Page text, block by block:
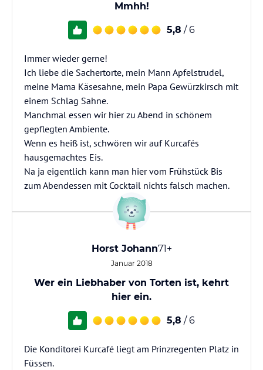
Mmhh!
5,8 / 6
Immer wieder gerne!
Ich liebe die Sachertorte, mein Mann Apfelstrudel,
meine Mama Käsesahne, mein Papa Gewürzkirsch mit
einem Schlag Sahne.
Manchmal essen wir hier zu Abend in schönem
gepflegten Ambiente.
Wenn es heiß ist, schwören wir auf Kurcafés
hausgemachtes Eis.
Na ja eigentlich kann man hier vom Frühstück Bis
zum Abendessen mit Cocktail nichts falsch machen.
Horst Johann71+
Januar 2018
Wer ein Liebhaber von Torten ist, kehrt
hier ein.
5,8 / 6
Die Konditorei Kurcafé liegt am Prinzregenten Platz in
Füssen.